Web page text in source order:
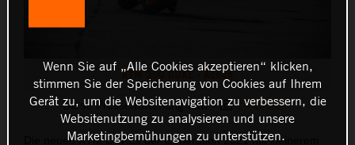
KTM 390 DUKE - Action
Diese Pressemitteilung hat: 14 Bilder
Die neuen KTM DUKEs der Generation 2021 mit kleinerem
Wenn Sie auf „Alle Cookies akzeptieren“ klicken,
stimmen Sie der Speicherung von Cookies auf Ihrem
Gerät zu, um die Websitenavigation zu verbessern, die
Websitenutzung zu analysieren und unsere
Marketingbemühungen zu unterstützen.